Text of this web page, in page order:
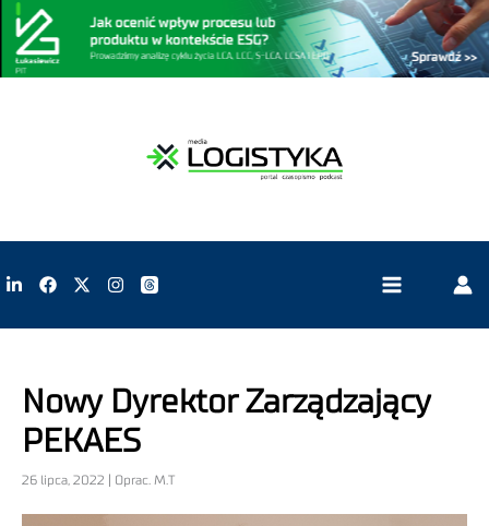
Nowy Dyrektor Zarządzający
PEKAES
26 lipca, 2022 | Oprac. M.T